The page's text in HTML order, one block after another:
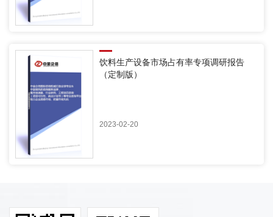
饮料生产设备市场占有率专项调研报告
（定制版）
2023-02-20